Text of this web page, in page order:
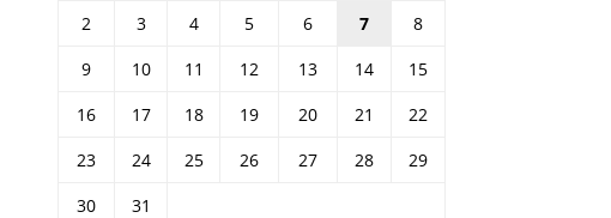
2
3 4 5 6 7
8
9
10 11 12 13 14
15
16
17 18 19 20 21
22
23
24 25 26 27 28
29
30
31